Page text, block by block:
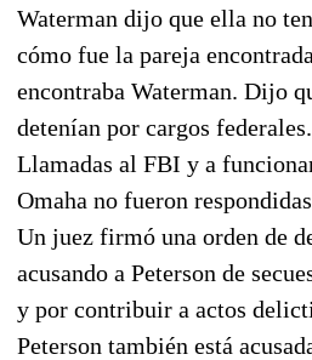
Waterman dijo que ella no
cómo fue la pareja
encontraba Waterman. Dijo
detenían por cargos federales.
Llamadas al FBI y a
Omaha no fueron
Un juez firmó una orden de
acusando a Peterson de
y por contribuir a actos
Peterson también está